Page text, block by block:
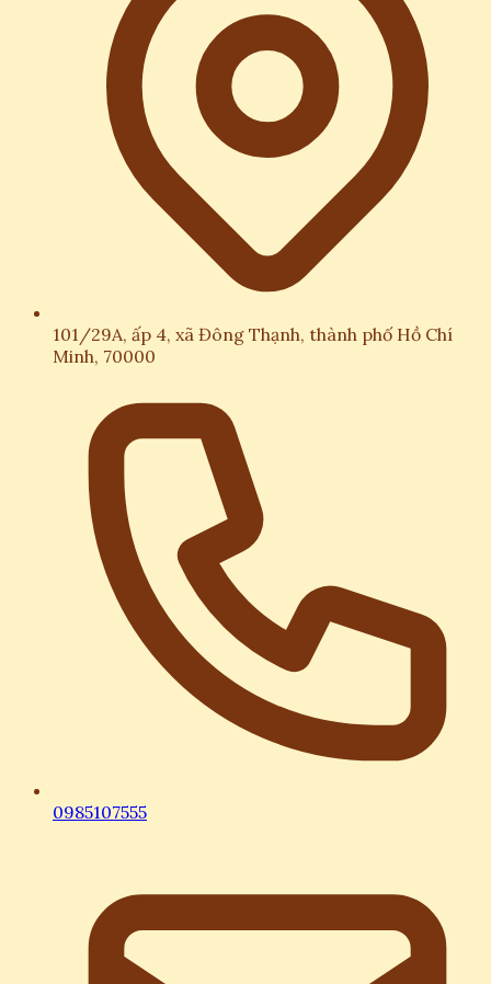
101/29A, ấp 4, xã Đông Thạnh, thành phố Hồ Chí
Minh, 70000
0985107555